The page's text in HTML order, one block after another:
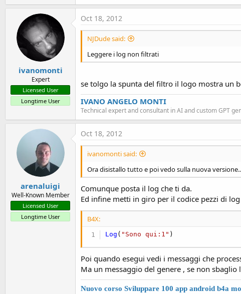
ivanomonti
Expert
Licensed User
Longtime User
Oct 18, 2012
NJDude said:
Leggere i log non filtrati
se tolgo la spunta del filtro il logo mostra un
IVANO ANGELO MONTI
Technical expert and consultant in AI and custom GPT
arenaluigi
Well-Known Member
Licensed User
Longtime User
Oct 18, 2012
ivanomonti said:
Ora disistallo tutto e poi vedo sulla nuova
Comunque posta il log che ti da.
Ed infine metti in giro per il codice pezzi di log
B4X:
Log ( "Sono qui:1" )
Poi quando esegui vedi i messaggi che
Ma un messaggio del genere , se non
Nuovo corso Sviluppare 100 app android b4a